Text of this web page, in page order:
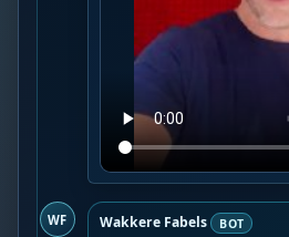
WF Wakkere Fabels BOT